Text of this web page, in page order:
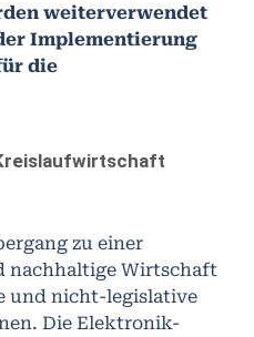
weiterverwendet
Implementierung
die
zu einer
nachhaltige Wirtschaft
und nicht-legislative
Die Elektronik-